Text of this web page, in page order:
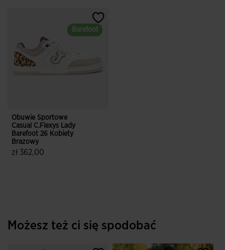
Barefoot
Barefoot
Obuwie Sportowe
Casual C.Flexys Lady
Barefoot 26 Kobiety
Brazowy
zł 362,00
Możesz też ci się spodobać